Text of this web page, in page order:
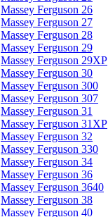
Massey Ferguson 26
Massey Ferguson 27
Massey Ferguson 28
Massey Ferguson 29
Massey Ferguson 29XP
Massey Ferguson 30
Massey Ferguson 300
Massey Ferguson 307
Massey Ferguson 31
Massey Ferguson 31XP
Massey Ferguson 32
Massey Ferguson 330
Massey Ferguson 34
Massey Ferguson 36
Massey Ferguson 3640
Massey Ferguson 38
Massey Ferguson 40